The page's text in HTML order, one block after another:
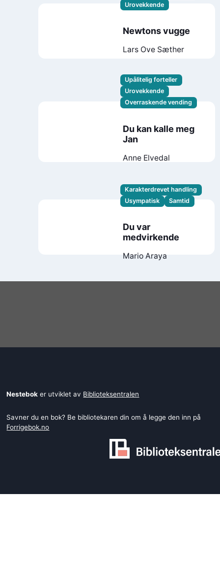
Urovekkende
Newtons vugge
Lars Ove Sæther
Upålitelig forteller
Urovekkende
Overraskende vending
Du kan kalle meg
Jan
Anne Elvedal
Karakterdrevet handling
Usympatisk
Samtid
Du var
medvirkende
Mario Araya
Nestebok er utviklet av Biblioteksentralen
Savner du en bok? Be bibliotekaren din om å legge den inn på
Forrigebok.no